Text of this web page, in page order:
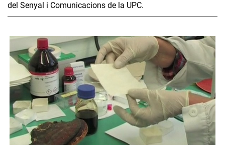
del Senyal i Comunicacions de la UPC.